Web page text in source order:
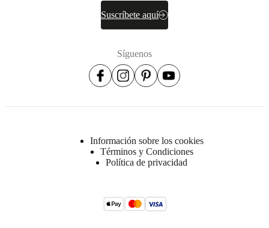
Suscríbete aquí
Síguenos
Información sobre los cookies
Términos y Condiciones
Política de privacidad